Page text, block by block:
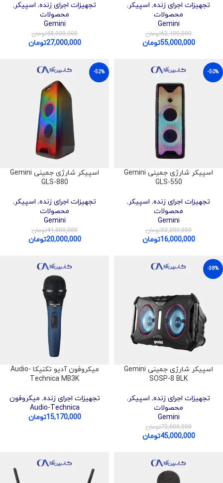
تجهیزات اجرای زنده, اسپیکر,
محصولات
Gemini
62,100,000تومان
55,000,000تومان
تجهیزات اجرای زنده, اسپیکر,
محصولات
Gemini
58,000,000تومان
27,000,000تومان
-50%
اسپیکر شارژی جمینی Gemini
GLS-550
تجهیزات اجرای زنده, اسپیکر,
محصولات
Gemini
32,200,000تومان
16,000,000تومان
-52%
اسپیکر شارژی جمینی Gemini
GLS-880
تجهیزات اجرای زنده, اسپیکر,
محصولات
Gemini
41,800,000تومان
20,000,000تومان
-38%
اسپیکر شارژی جمینی Gemini
SOSP-8 BLK
تجهیزات اجرای زنده, اسپیکر,
محصولات
Gemini
72,600,000تومان
45,000,000تومان
میکروفون آدیو تکنیکا Audio-
Technica MB3K
تجهیزات اجرای زنده, میکروفون
Audio-Technica
15,170,000تومان